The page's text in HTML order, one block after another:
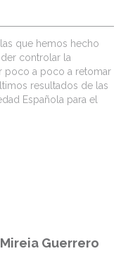
que hemos hecho
controlar la
poco a poco a retomar
resultados de las
Española para el
Guerrero